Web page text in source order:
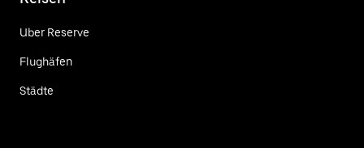
Uber Reserve
Flughäfen
Städte